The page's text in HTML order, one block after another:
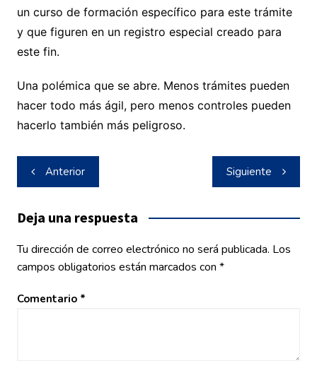
un curso de formación específico para este trámite
y que figuren en un registro especial creado para
este fin.
Una polémica que se abre. Menos trámites pueden
hacer todo más ágil, pero menos controles pueden
hacerlo también más peligroso.
Navegación
de
entradas
Anterior Siguiente
Deja una respuesta
Tu dirección de correo electrónico no será publicada. Los
campos obligatorios están marcados con *
Comentario *